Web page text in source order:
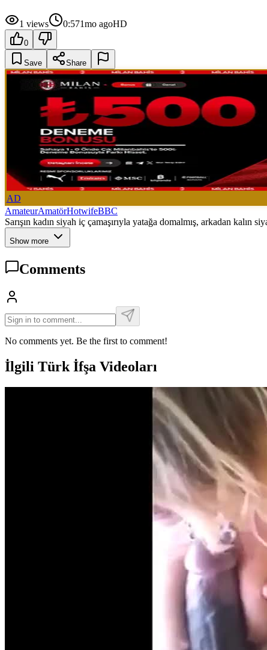
1 views 0:571mo agoHD
0
Save Share
AD
AmateurAmatörHotwifeBBC
Sarışın kadın siyah iç çamaşırıyla yatağa domalmış, arkadan
Show more
Comments
No comments yet. Be the first to comment!
İlgili Türk İfşa Videoları